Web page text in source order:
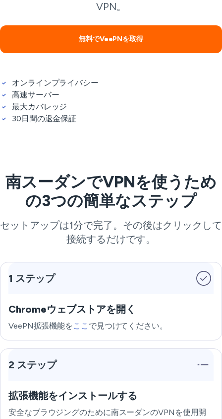
VPN。
無料でVeePNを取得
オンラインプライバシー
高速サーバー
最大カバレッジ
30日間の返金保証
南スーダンでVPNを使うため
の3つの簡単なステップ
セットアップは1分で完了。その後はクリックして
接続するだけです。
1 ステップ
Chromeウェブストアを開く
VeePN拡張機能をここ で見つけてください。
2 ステップ
拡張機能をインストールする
安全なブラウジングのために南スーダンのVPNを使用開